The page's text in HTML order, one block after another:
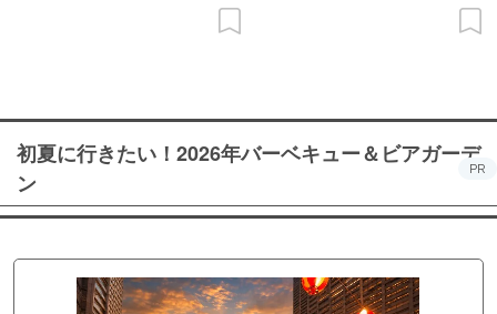
初夏に行きたい！2026年バーベキュー＆ビアガーデ
ン
PR